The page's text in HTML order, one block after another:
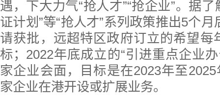
遇，下大力气“抢人才”“抢企业”。据
证计划”等“抢人才”系列政策推出5个
请获批，远超特区政府订立的希望每
标；2022年底成立的“引进重点企业
家企业会面，目标是在2023年至
家企业在港开设或扩展业务。